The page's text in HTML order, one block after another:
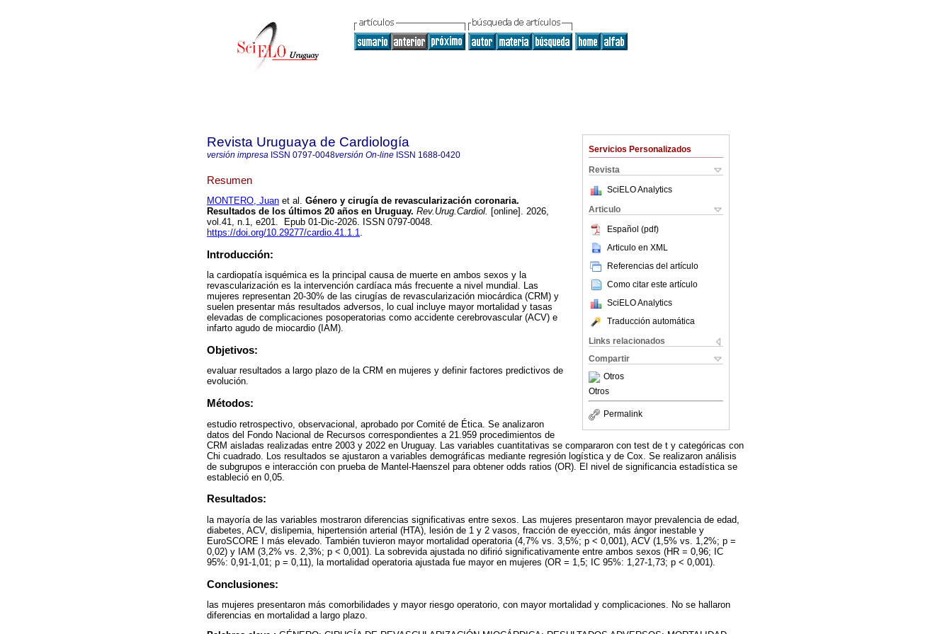
Servicios Personalizados
Revista
SciELO Analytics
Articulo
Español (pdf)
Articulo en XML
Referencias del artículo
Como citar este artículo
SciELO Analytics
Traducción automática
Links relacionados
Compartir
Otros
Otros
Permalink
Revista Uruguaya de Cardiología
versión impresa ISSN 0797-0048versión On-line ISSN 1688-0420
Resumen
MONTERO, Juan et al. Género y cirugía de revascularización coronaria.
Resultados de los últimos 20 años en Uruguay. Rev.Urug.Cardiol. [online]. 2026,
vol.41, n.1, e201. Epub 01-Dic-2026. ISSN 0797-0048.
https://doi.org/10.29277/cardio.41.1.1.
Introducción:
la cardiopatía isquémica es la principal causa de muerte en ambos sexos y la
revascularización es la intervención cardíaca más frecuente a nivel mundial. Las
mujeres representan 20-30% de las cirugías de revascularización miocárdica (CRM) y
suelen presentar más resultados adversos, lo cual incluye mayor mortalidad y tasas
elevadas de complicaciones posoperatorias como accidente cerebrovascular (ACV) e
infarto agudo de miocardio (IAM).
Objetivos:
evaluar resultados a largo plazo de la CRM en mujeres y definir factores predictivos de
evolución.
Métodos:
estudio retrospectivo, observacional, aprobado por Comité de Ética. Se analizaron
datos del Fondo Nacional de Recursos correspondientes a 21.959 procedimientos de
CRM aisladas realizadas entre 2003 y 2022 en Uruguay. Las variables cuantitativas se compararon con test de t y categóricas con
Chi cuadrado. Los resultados se ajustaron a variables demográficas mediante regresión logística y de Cox. Se realizaron análisis
de subgrupos e interacción con prueba de Mantel-Haenszel para obtener odds ratios (OR). El nivel de significancia estadística se
estableció en 0,05.
Resultados:
la mayoría de las variables mostraron diferencias significativas entre sexos. Las mujeres presentaron mayor prevalencia de edad,
diabetes, ACV, dislipemia, hipertensión arterial (HTA), lesión de 1 y 2 vasos, fracción de eyección, más ángor inestable y
EuroSCORE I más elevado. También tuvieron mayor mortalidad operatoria (4,7% vs. 3,5%; p < 0,001), ACV (1,5% vs. 1,2%; p =
0,02) y IAM (3,2% vs. 2,3%; p < 0,001). La sobrevida ajustada no difirió significativamente entre ambos sexos (HR = 0,96; IC
95%: 0,91-1,01; p = 0,11), la mortalidad operatoria ajustada fue mayor en mujeres (OR = 1,5; IC 95%: 1,27-1,73; p < 0,001).
Conclusiones:
las mujeres presentaron más comorbilidades y mayor riesgo operatorio, con mayor mortalidad y complicaciones. No se hallaron
diferencias en mortalidad a largo plazo.